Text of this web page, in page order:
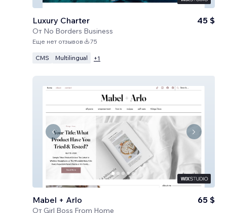
Luxury Charter
От No Borders Business
45 $
Еще нет отзывов 75
CMS Multilingual +1
Mabel + Arlo
От Girl Boss From Home
65 $